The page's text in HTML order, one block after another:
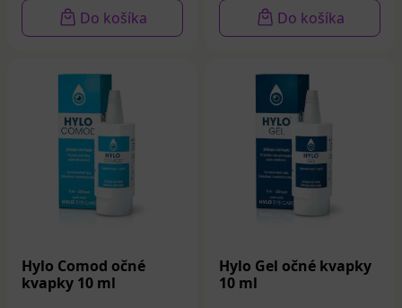
Do košíka Do košíka
Hylo Comod očné
kvapky 10 ml
Hylo Gel očné kvapky
10 ml